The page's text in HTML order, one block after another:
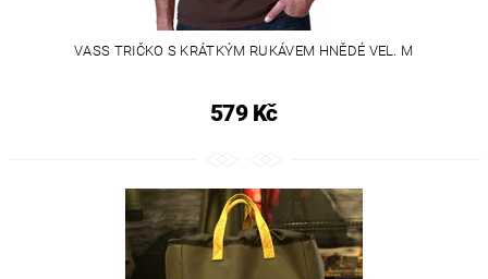
VASS TRIČKO S KRÁTKÝM RUKÁVEM HNĚDÉ VEL. M
579 Kč